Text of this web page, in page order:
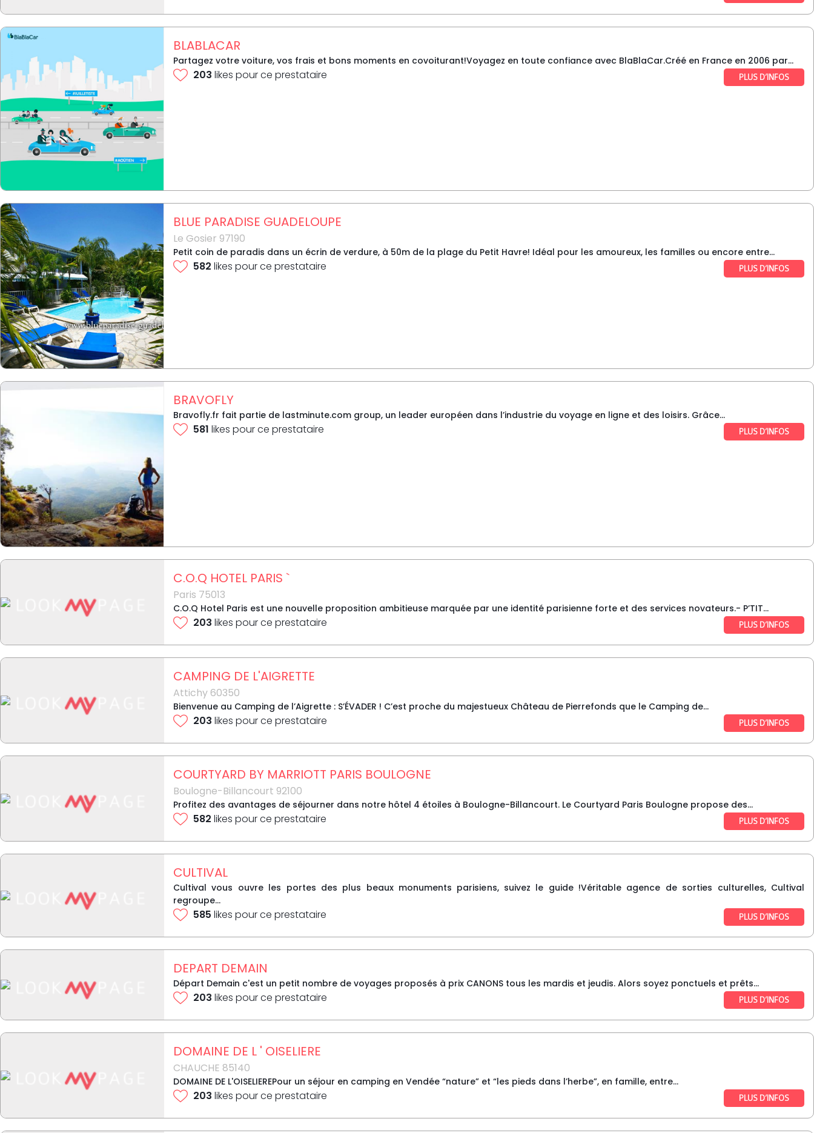
BLABLACAR
Partagez votre voiture, vos frais et bons moments en covoiturant!Voyagez en toute confiance avec BlaBlaCar.Créé en France en 2006 par...
203 likes pour ce prestataire PLUS D’INFOS
BLUE PARADISE GUADELOUPE
Le Gosier 97190
Petit coin de paradis dans un écrin de verdure, à 50m de la plage du Petit Havre! Idéal pour les amoureux, les familles ou encore entre...
582 likes pour ce prestataire PLUS D’INFOS
BRAVOFLY
Bravofly.fr fait partie de lastminute.com group, un leader européen dans l’industrie du voyage en ligne et des loisirs. Grâce...
581 likes pour ce prestataire PLUS D’INFOS
C.O.Q HOTEL PARIS `
Paris 75013
C.O.Q Hotel Paris est une nouvelle proposition ambitieuse marquée par une identité parisienne forte et des services novateurs.- P’TIT...
203 likes pour ce prestataire PLUS D’INFOS
CAMPING DE L'AIGRETTE
Attichy 60350
Bienvenue au Camping de l’Aigrette : S’ÉVADER ! C’est proche du majestueux Château de Pierrefonds que le Camping de...
203 likes pour ce prestataire PLUS D’INFOS
COURTYARD BY MARRIOTT PARIS BOULOGNE
Boulogne-Billancourt 92100
Profitez des avantages de séjourner dans notre hôtel 4 étoiles à Boulogne-Billancourt. Le Courtyard Paris Boulogne propose des...
582 likes pour ce prestataire PLUS D’INFOS
CULTIVAL
Cultival vous ouvre les portes des plus beaux monuments parisiens, suivez le guide !Véritable agence de sorties culturelles, Cultival
regroupe...
585 likes pour ce prestataire PLUS D’INFOS
DEPART DEMAIN
Départ Demain c'est un petit nombre de voyages proposés à prix CANONS tous les mardis et jeudis. Alors soyez ponctuels et prêts...
203 likes pour ce prestataire PLUS D’INFOS
DOMAINE DE L ' OISELIERE
CHAUCHE 85140
DOMAINE DE L'OISELIEREPour un séjour en camping en Vendée “nature” et “les pieds dans l’herbe”, en famille, entre...
203 likes pour ce prestataire PLUS D’INFOS